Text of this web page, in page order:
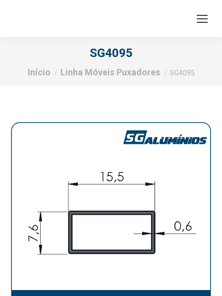
SG4095
Você está aqui:
Início Linha Móveis Puxadores SG4095